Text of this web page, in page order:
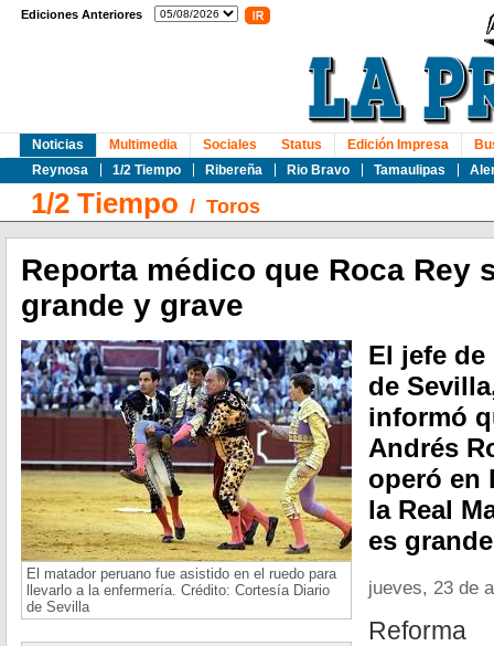
Ediciones Anteriores
Noticias
Reynosa
1/2 Tiempo Ribereña Rio Bravo Tamaulipas
Multimedia Sociales Status Edición Impresa
1/2 Tiempo / Toros
Reporta médico que Roca Rey
grande y grave
El matador peruano fue asistido en el ruedo para
llevarlo a la enfermería. Crédito: Cortesía Diario
de Sevilla
El jefe
de
informó
Andrés
operó en
la Real
es
jueves, 23 de
Reforma